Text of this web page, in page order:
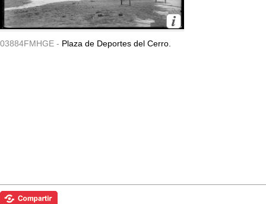
03884FMHGE - Plaza de Deportes del Cerro.